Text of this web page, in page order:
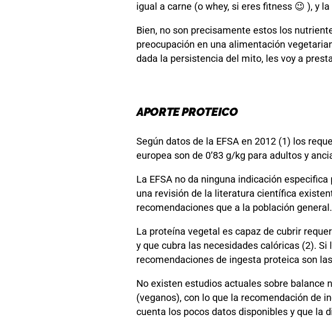
igual a carne (o whey, si eres fitness 😉 ), y
Bien, no son precisamente estos los
preocupación en una alimentación
dada la persistencia del mito, les voy a
APORTE PROTEICO
Según datos de la EFSA en 2012 (1) los
europea son de 0’83 g/kg para adultos y
La EFSA no da ninguna indicación
una revisión de la literatura científica
recomendaciones que a la población general.
La proteína vegetal es capaz de cubrir
y que cubra las necesidades calóricas (2).
recomendaciones de ingesta proteica son
No existen estudios actuales sobre balance
(veganos), con lo que la recomendación de
cuenta los pocos datos disponibles y que la